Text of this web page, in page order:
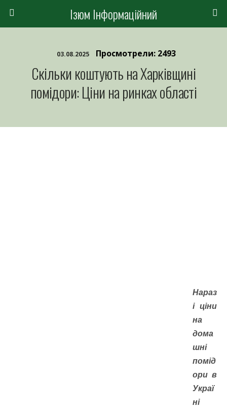
Ізюм Інформаційний
03.08.2025 Просмотрели: 2493
Скільки коштують на Харківщині
помідори: Ціни на ринках області
Нараз
і ціни
на
дома
шні
помід
ори в
Украї
ні